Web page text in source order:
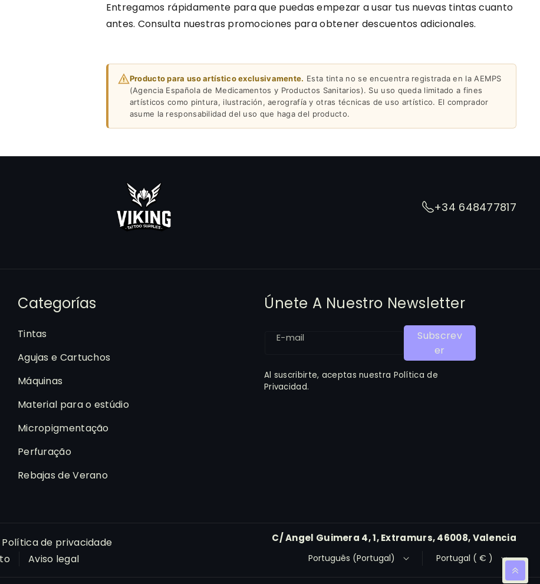
Entregamos rápidamente para que puedas empezar a usar tus nuevas tintas cuanto
antes. Consulta nuestras promociones para obtener descuentos adicionales.
Producto para uso artístico exclusivamente. Esta tinta no se encuentra registrada en la AEMPS
(Agencia Española de Medicamentos y Productos Sanitarios). Su uso queda limitado a fines
artísticos como pintura, ilustración, aerografía y otras técnicas de uso artístico. El comprador
asume la responsabilidad del uso que haga del producto.
+34 648477817
Categorías
Tintas
Agujas e Cartuchos
Máquinas
Material para o estúdio
Micropigmentação
Perfuração
Rebajas de Verano
Únete A Nuestro Newsletter
E-mail
Subscrev
Er
Al suscribirte, aceptas nuestra Política de
Privacidad.
Política de privacidade
Aviso legal
C/ Angel Guimera 4, 1, Extramurs, 46008, Valencia
Português (Portugal) Portugal ( € )